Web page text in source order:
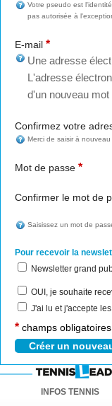
Votre pseudo est
pas autorisée à
E-mail *
Une adresse
L'adresse
d'un nouveau
Confirmez votre
Merci de saisir à
Mot de passe *
Confirmer le mot de
Saisissez un mot de
Pour recevoir la
Newsletter grand
OUI, je souhaite
J'ai lu et j'accepte
* champs obligatoires
INFOS TENNIS